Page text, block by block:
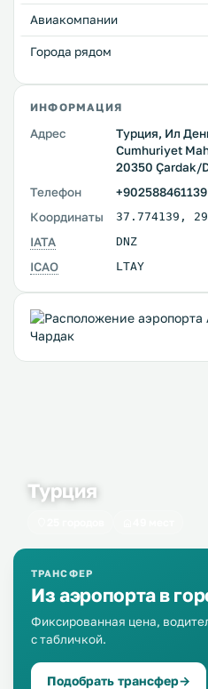
Авиакомпании
Города рядом
ИНФОРМАЦИЯ
Адрес
Турция, Ил
Cumhuriyet
20350 Çardak/
Телефон
+902588461139
Координаты
37.774139 ,
IATA DNZ
ICAO LTAY
Турция
ТРАНСФЕР
Из аэропорта в
Фиксированная цена,
с табличкой.
Подобрать трансфер→